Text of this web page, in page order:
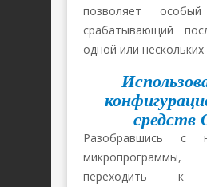
позволяет
срабатывающий
одной или
средств
Разобравшись с
переходить к